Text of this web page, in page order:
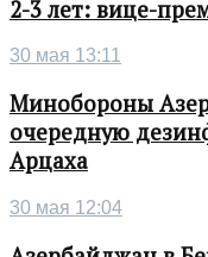
2-3 лет: вице-
30 мая 13:11
Минобороны
очередную
Арцаха
30 мая 12:04